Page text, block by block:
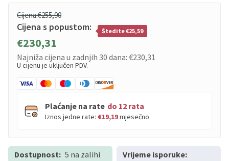
Cijena:€255,90
Cijena s popustom:
€230,31
Štedite €25,59
Najniža cijena u zadnjih 30 dana: €230,31
U cijenu je uključen PDV.
Plaćanje na rate do 12 rata
Iznos jedne rate: €19,19mjesečno
PBZ do12
Dostupnost: 5 na zalihi
Vrijeme isporuke: